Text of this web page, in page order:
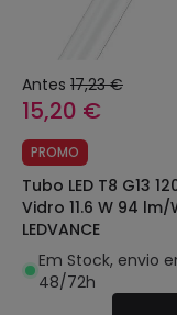
Antes 17,23 €
15,20 €
PROMO
Tubo LED T8 G13
Vidro 11.6 W 94 lm/
LEDVANCE
Em Stock, envio
48/72h